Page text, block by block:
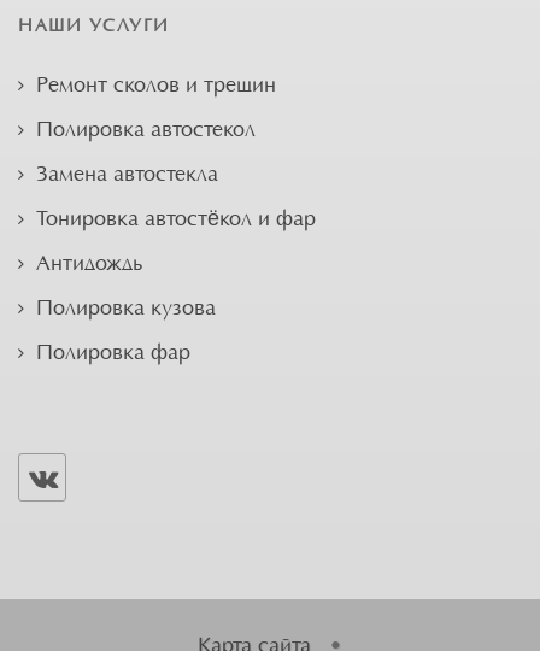
НАШИ УСЛУГИ
Ремонт сколов и трещин
Полировка автостекол
Замена автостекла
Тонировка автостёкол и фар
Антидождь
Полировка кузова
Полировка фар
Карта сайта •